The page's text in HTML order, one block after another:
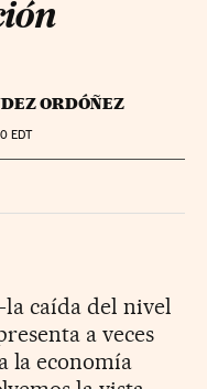
ORDÓÑEZ
EDT
caída del nivel
a veces
la economía